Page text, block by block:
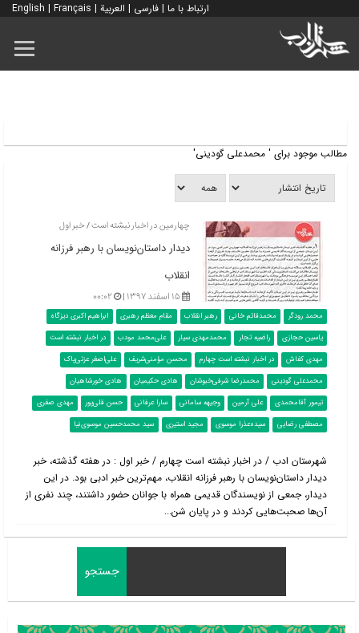
ارتباط با ما | فارسی | العربية |
English | Français
مطالب موجود برای ' محمدعلی گودینی'
چهارمین در اخبار نبشته است / خبر اول
دیدار داستان‌نویسان با رهبر فرزانه
انقلاب
۱۵ اسفند ۱۳۹۷ | ۰۰:۰۲
محمد رودگر محمدقائم خانی رهبر انقلاب مقام معظم رهبری
ابراهیم اکبری دیزگاه
یاسین حجازی
راضیه تجار محمدمهدی سیار علی‌محمد مودب
در اخبار نبشته است
مهدی کفاش
در اخبار نبشته است چهارم محسن مؤمنی‌‌شریف
علی‌اصغر عزتی‌پاک
محمدعلی گودینی
محمدرضا شرفی‌خبوشان هادی حکیمیان
هادی خورشاهیان
تیمور آقا‌محمدی
علی آرمین وجیهه سامانی سارا عرفانی حسن قلی‌پور
مهدی صفری
مصطفی رضایی
سیده‌عذرا موسوی مجید استیری سید محمدحسین موسوی‌نیا
شهرستان ادب / در اخبار نبشته است چهارم / خبر اول : در هفته گذشته، خبر
دیدار داستان‌نویسان با رهبر فرزانه انقلاب، مهم‌ترین خبر ادبی بود. در این
دیدار، جمعی از نویسندگان قدیمی همراه با جوانان حضور داشتند، چند نفری از
آن‌ها صحبت‌هایی کردند و در پایان شن...